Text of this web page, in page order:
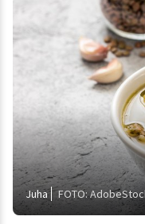
Juha FOTO: